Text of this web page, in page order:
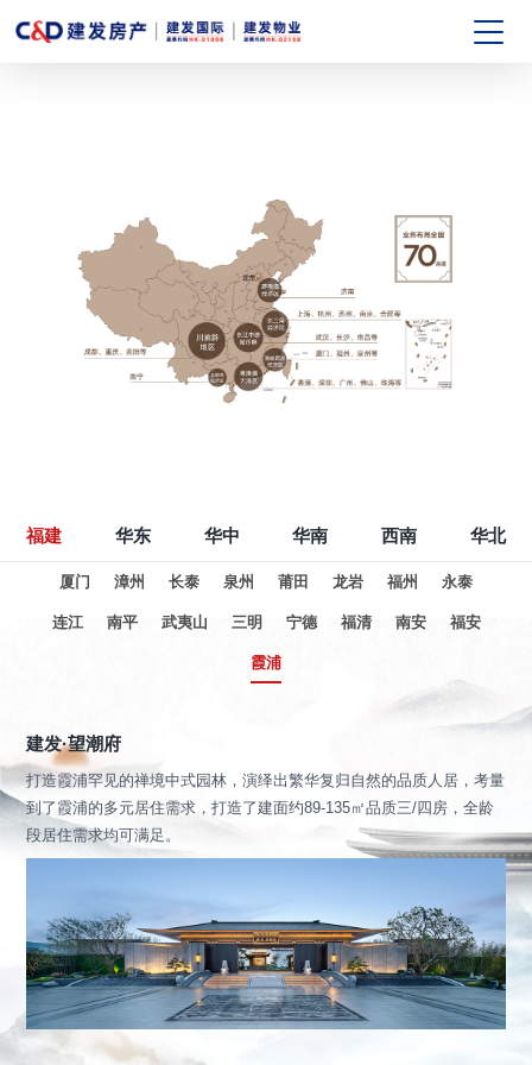
福建 华东 华中 华南 西南 华北
厦门 漳州 长泰 泉州 莆田 龙岩 福州 永泰
连江 南平 武夷山 三明 宁德 福清 南安 福安
霞浦
建发·望潮府
打造霞浦罕见的禅境中式园林，演绎出繁华复归自然的品质人居，考量
到了霞浦的多元居住需求，打造了建面约89-135㎡品质三/四房，全龄
段居住需求均可满足。